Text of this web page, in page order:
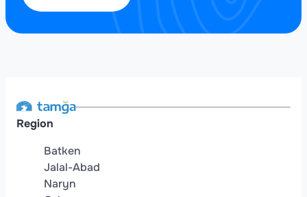
Region
Batken
Jalal-Abad
Naryn